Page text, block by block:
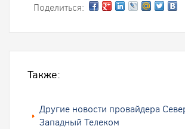
Поделиться:
Также:
Другие новости провайдера
Западный Телеком